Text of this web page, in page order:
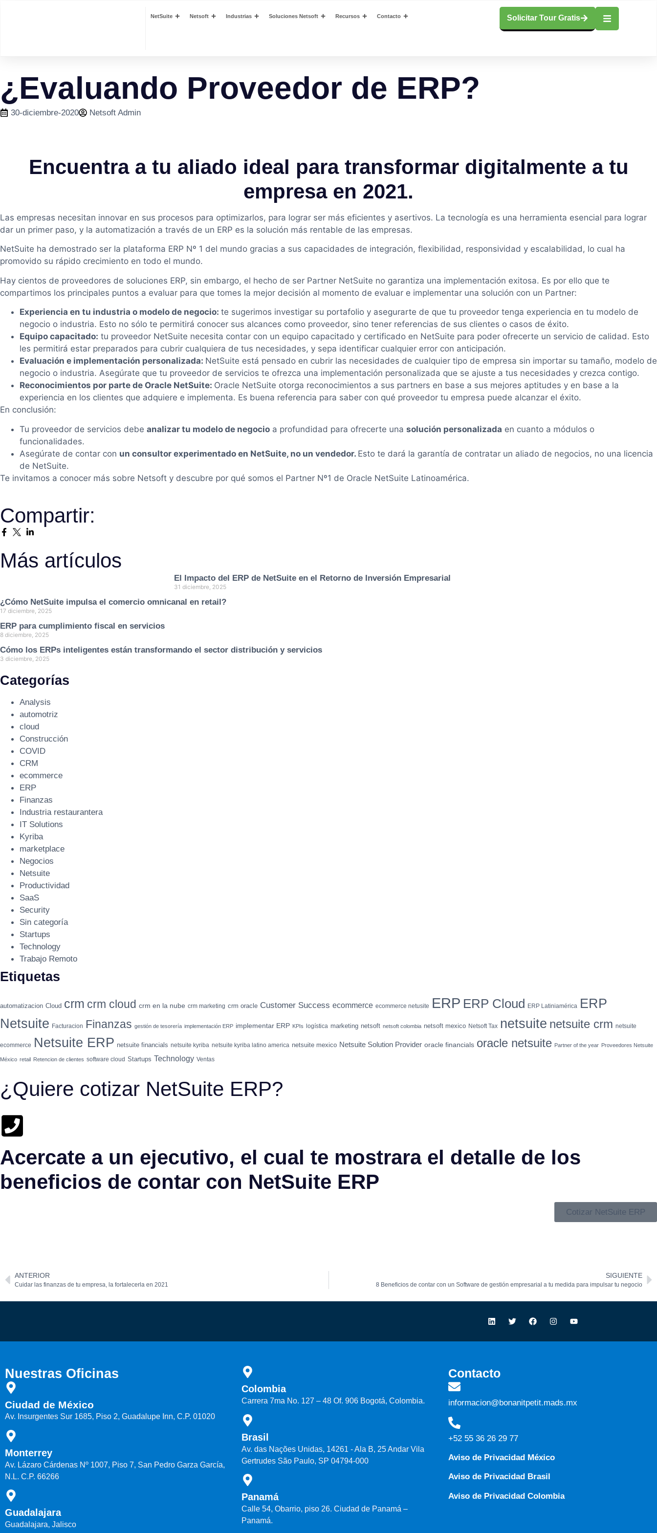
NetSuite Netsoft Industrias Soluciones Netsoft Recursos Contacto Solicitar Tour Gratis
¿Evaluando Proveedor de ERP?
30-diciembre-2020 Netsoft Admin
Encuentra a tu aliado ideal para transformar digitalmente a tu
empresa en 2021.
Las empresas necesitan innovar en sus procesos para optimizarlos, para lograr ser más eficientes y asertivos. La tecnología es una herramienta esencial para lograr
dar un primer paso, y la automatización a través de un ERP es la solución más rentable de las empresas.
NetSuite ha demostrado ser la plataforma ERP Nº 1 del mundo gracias a sus capacidades de integración, flexibilidad, responsividad y escalabilidad, lo cual ha
promovido su rápido crecimiento en todo el mundo.
Hay cientos de proveedores de soluciones ERP, sin embargo, el hecho de ser Partner NetSuite no garantiza una implementación exitosa. Es por ello que te
compartimos los principales puntos a evaluar para que tomes la mejor decisión al momento de evaluar e implementar una solución con un Partner:
Experiencia en tu industria o modelo de negocio: te sugerimos investigar su portafolio y asegurarte de que tu proveedor tenga experiencia en tu modelo de
negocio o industria. Esto no sólo te permitirá conocer sus alcances como proveedor, sino tener referencias de sus clientes o casos de éxito.
Equipo capacitado: tu proveedor NetSuite necesita contar con un equipo capacitado y certificado en NetSuite para poder ofrecerte un servicio de calidad. Esto
les permitirá estar preparados para cubrir cualquiera de tus necesidades, y sepa identificar cualquier error con anticipación.
Evaluación e implementación personalizada: NetSuite está pensado en cubrir las necesidades de cualquier tipo de empresa sin importar su tamaño, modelo de
negocio o industria. Asegúrate que tu proveedor de servicios te ofrezca una implementación personalizada que se ajuste a tus necesidades y crezca contigo.
Reconocimientos por parte de Oracle NetSuite: Oracle NetSuite otorga reconocimientos a sus partners en base a sus mejores aptitudes y en base a la
experiencia en los clientes que adquiere e implementa. Es buena referencia para saber con qué proveedor tu empresa puede alcanzar el éxito.
En conclusión:
Tu proveedor de servicios debe analizar tu modelo de negocio a profundidad para ofrecerte una solución personalizada en cuanto a módulos o
funcionalidades.
Asegúrate de contar con un consultor experimentado en NetSuite, no un vendedor. Esto te dará la garantía de contratar un aliado de negocios, no una licencia
de NetSuite.
Te invitamos a conocer más sobre Netsoft y descubre por qué somos el Partner Nº1 de Oracle NetSuite Latinoamérica.
Compartir:
Más artículos
El Impacto del ERP de NetSuite en el Retorno de Inversión Empresarial
31 diciembre, 2025
¿Cómo NetSuite impulsa el comercio omnicanal en retail?
17 diciembre, 2025
ERP para cumplimiento fiscal en servicios
8 diciembre, 2025
Cómo los ERPs inteligentes están transformando el sector distribución y servicios
3 diciembre, 2025
Categorías
Analysis
automotriz
cloud
Construcción
COVID
CRM
ecommerce
ERP
Finanzas
Industria restaurantera
IT Solutions
Kyriba
marketplace
Negocios
Netsuite
Productividad
SaaS
Security
Sin categoría
Startups
Technology
Trabajo Remoto
Etiquetas
automatizacion Cloud crm crm cloud crm en la nube crm marketing crm oracle Customer Success ecommerce ecommerce netusite ERP ERP Cloud ERP Latiniamérica ERP
Netsuite Facturacion Finanzas gestión de tesorería implementación ERP implementar ERP KPIs logística marketing netsoft netsoft colombia netsoft mexico Netsoft Tax netsuite netsuite crm netsuite
ecommerce Netsuite ERP netsuite financials netsuite kyriba netsuite kyriba latino america netsuite mexico Netsuite Solution Provider oracle financials oracle netsuite Partner of the year Proveedores Netsuite
México retail Retencion de clientes software cloud Startups Technology Ventas
¿Quiere cotizar NetSuite ERP?
Acercate a un ejecutivo, el cual te mostrara el detalle de los
beneficios de contar con NetSuite ERP
Cotizar NetSuite ERP
ANTERIOR
Cuidar las finanzas de tu empresa, la fortalecerla en 2021
SIGUIENTE
8 Beneficios de contar con un Software de gestión empresarial a tu medida para impulsar tu negocio
Nuestras Oficinas
Ciudad de México
Av. Insurgentes Sur 1685, Piso 2, Guadalupe Inn, C.P. 01020
Monterrey
Av. Lázaro Cárdenas Nº 1007, Piso 7, San Pedro Garza García,
N.L. C.P. 66266
Guadalajara
Guadalajara, Jalisco
Colombia
Carrera 7ma No. 127 – 48 Of. 906 Bogotá, Colombia.
Brasil
Av. das Nações Unidas, 14261 - Ala B, 25 Andar Vila
Gertrudes São Paulo, SP 04794-000
Panamá
Calle 54, Obarrio, piso 26. Ciudad de Panamá –
Panamá.
Contacto
informacion@bonanitpetit.mads.mx
+52 55 36 26 29 77
Aviso de Privacidad México
Aviso de Privacidad Brasil
Aviso de Privacidad Colombia